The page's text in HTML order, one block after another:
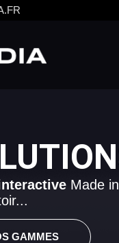
Made
GAMMES